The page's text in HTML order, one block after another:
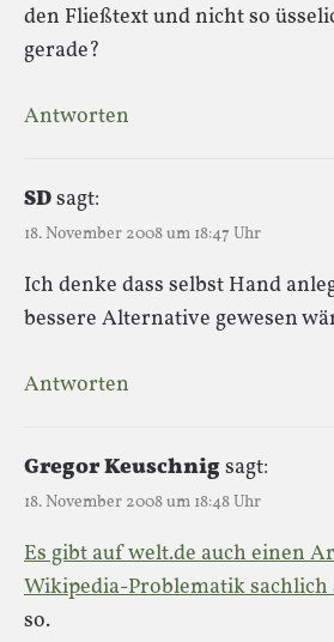
den Fließtext und nicht so
gerade?
Antworten
SDsagt:
18. November 2008 um 18:47 Uhr
Ich denke dass selbst Hand
bessere Alternative gewesen
Antworten
Gregor Keuschnigsagt:
18. November 2008 um 18:48 Uhr
Es gibt auf welt.de auch einen
Wikipedia-Problematik
so.